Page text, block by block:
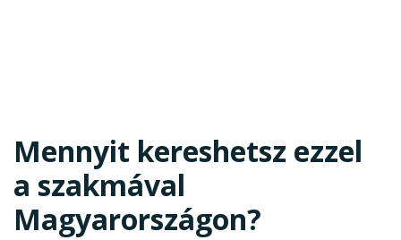
Mennyit kereshetsz ezzel
a szakmával
Magyarországon?